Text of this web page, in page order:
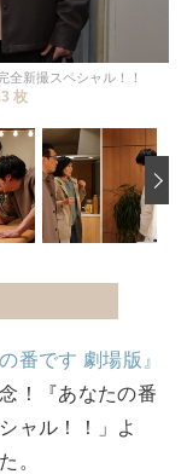
全新撮スペシャル！！
枚
番です 劇場版』
！『あなたの番
ャル！！」よ
。